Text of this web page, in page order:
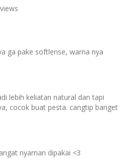
ga pake softlense, warna nya
lebih keliatan natural dan tapi
cocok buat pesta. cangtip banget
nyaman dipakai <3